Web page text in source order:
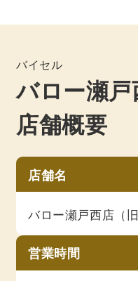
バイセル
バロー瀬戸
店舗概要
店舗名
バロー瀬戸西店（
営業時間